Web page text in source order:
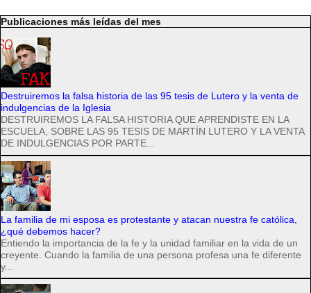
Publicaciones más leídas del mes
Destruiremos la falsa historia de las 95 tesis de Lutero y la venta de
indulgencias de la Iglesia
DESTRUIREMOS LA FALSA HISTORIA QUE APRENDISTE EN LA
ESCUELA, SOBRE LAS 95 TESIS DE MARTÍN LUTERO Y LA VENTA
DE INDULGENCIAS POR PARTE...
La familia de mi esposa es protestante y atacan nuestra fe católica,
¿qué debemos hacer?
Entiendo la importancia de la fe y la unidad familiar en la vida de un
creyente. Cuando la familia de una persona profesa una fe diferente
y...